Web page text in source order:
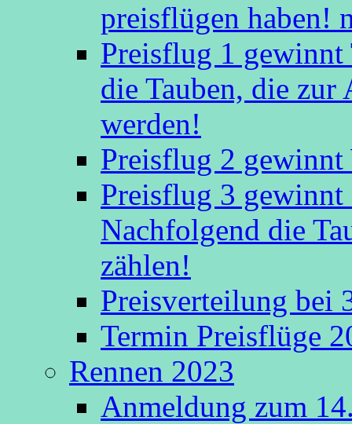
preisflügen haben!
Preisflug 1 gewinnt
die Tauben, die zur
werden!
Preisflug 2
Preisflug 3
Nachfolgend die
zählen!
Preisverteilung bei
Termin Preisflüge
Rennen 2023
Anmeldung zum